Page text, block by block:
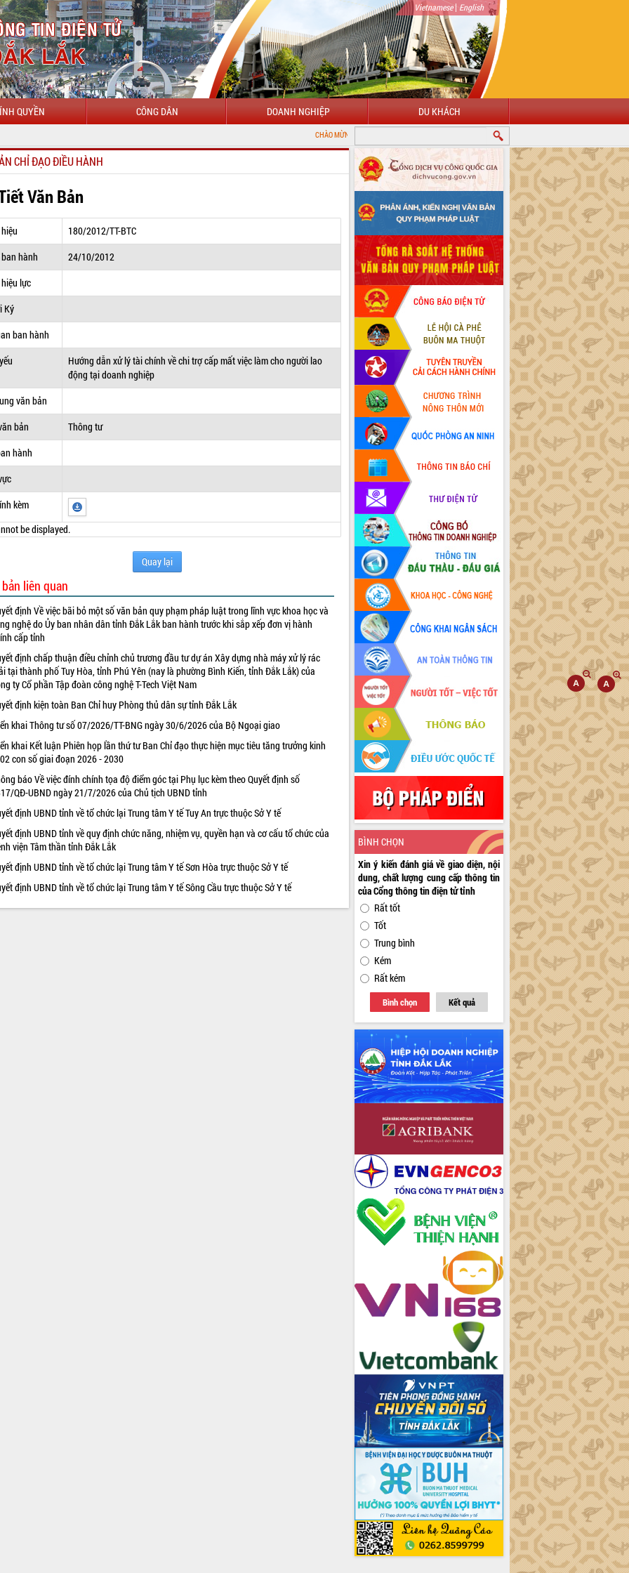
Vietnamese| English
QUYỀN CÔNG DÂN DOANH NGHIỆP DU KHÁCH
CHÀO MỪNG ĐẾN VỚI CỔNG THÔNG TIN ĐIỆN TỬ TỈNH ĐẮK LẮK
CHỈ ĐẠO ĐIỀU HÀNH
Văn Bản
180/2012/TT-BTC
hành
24/10/2012
lực
Ký
ban hành
Hướng dẫn xử lý tài chính về chi trợ cấp mất việc làm cho người lao
động tại doanh nghiệp
văn bản
bản
Thông tư
hành
kèm
be displayed.
Quay lại
liên quan
định Về việc bãi bỏ một số văn bản quy phạm pháp luật trong lĩnh vực khoa học và
nghệ do Ủy ban nhân dân tỉnh Đắk Lắk ban hành trước khi sắp xếp đơn vị hành
cấp tỉnh
định chấp thuận điều chỉnh chủ trương đầu tư dự án Xây dựng nhà máy xử lý rác
tại thành phố Tuy Hòa, tỉnh Phú Yên (nay là phường Bình Kiến, tỉnh Đắk Lắk) của
ty Cổ phần Tập đoàn công nghệ T-Tech Việt Nam
định kiện toàn Ban Chỉ huy Phòng thủ dân sự tỉnh Đắk Lắk
khai Thông tư số 07/2026/TT-BNG ngày 30/6/2026 của Bộ Ngoại giao
khai Kết luận Phiên họp lần thứ tư Ban Chỉ đạo thực hiện mục tiêu tăng trưởng kinh
con số giai đoạn 2026 - 2030
báo Về việc đính chính tọa độ điểm góc tại Phụ lục kèm theo Quyết định số
QĐ-UBND ngày 21/7/2026 của Chủ tịch UBND tỉnh
định UBND tỉnh về tổ chức lại Trung tâm Y tế Tuy An trực thuộc Sở Y tế
định UBND tỉnh về quy định chức năng, nhiệm vụ, quyền hạn và cơ cấu tổ chức của
viện Tâm thần tỉnh Đắk Lắk
định UBND tỉnh về tổ chức lại Trung tâm Y tế Sơn Hòa trực thuộc Sở Y tế
định UBND tỉnh về tổ chức lại Trung tâm Y tế Sông Cầu trực thuộc Sở Y tế
BÌNH CHỌN
Xin ý kiến đánh giá về giao diện, nội
dung, chất lượng cung cấp thông tin
của Cổng thông tin điện tử tỉnh
Rất tốt
Tốt
Trung bình
Kém
Rất kém
Bình chọn Kết quả